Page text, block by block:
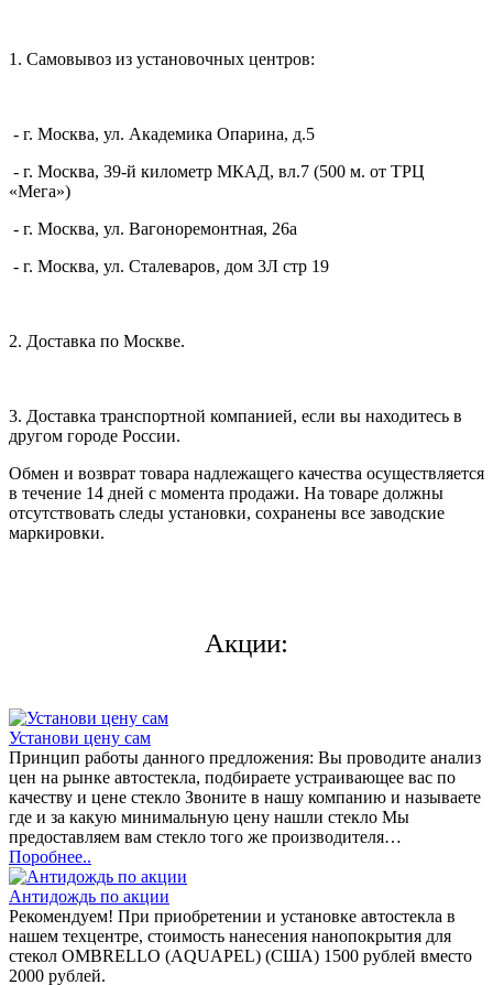
1. Самовывоз из установочных центров:
- г. Москва, ул. Академика Опарина, д.5
- г. Москва, 39-й километр МКАД, вл.7 (500 м. от ТРЦ
«Мега»)
- г. Москва, ул. Вагоноремонтная, 26а
- г. Москва, ул. Сталеваров, дом 3Л стр 19
2. Доставка по Москве.
3. Доставка транспортной компанией, если вы находитесь в
другом городе России.
Обмен и возврат товара надлежащего качества осуществляется
в течение 14 дней с момента продажи. На товаре должны
отсутствовать следы установки, сохранены все заводские
маркировки.
Акции:
Установи цену сам
Принцип работы данного предложения: Вы проводите анализ
цен на рынке автостекла, подбираете устраивающее вас по
качеству и цене стекло Звоните в нашу компанию и называете
где и за какую минимальную цену нашли стекло Мы
предоставляем вам стекло того же производителя…
Поробнее..
Антидождь по акции
Рекомендуем! При приобретении и установке автостекла в
нашем техцентре, стоимость нанесения нанопокрытия для
стекол OMBRELLO (AQUAPEL) (США) 1500 рублей вместо
2000 рублей.